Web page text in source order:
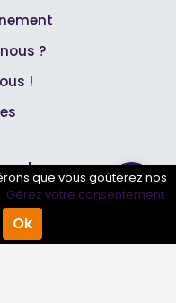
?
!
que vous goûterez nos
Gérez votre consentement
Ok